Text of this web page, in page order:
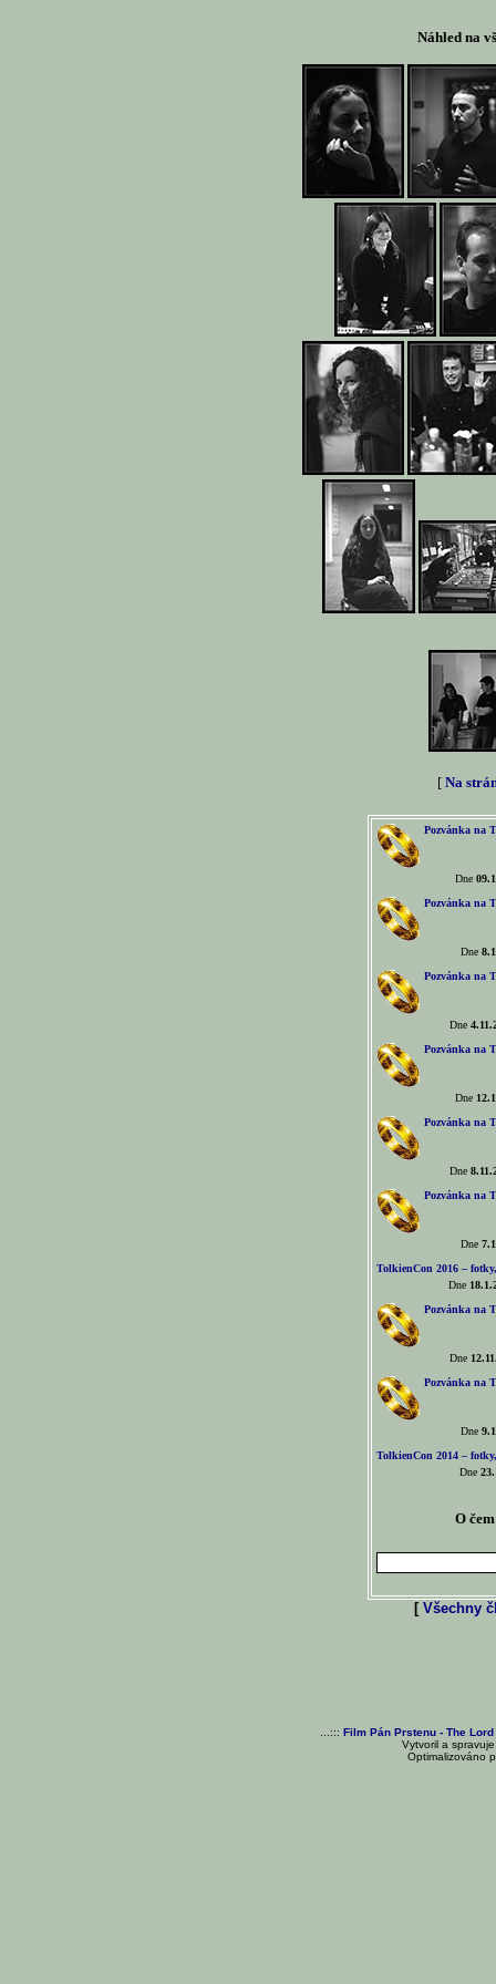
Náhled na
[ Na
Pozvánka na
Dne
Pozvánka na
Dne
Pozvánka na
Dne
Pozvánka na
Dne
Pozvánka na
Dne
Pozvánka na
Dne
TolkienCon 2016 –
Dne
Pozvánka na
Dne
Pozvánka na
Dne
TolkienCon 2014 –
Dne
O
[ Všechny
...::: Film Pán Prstenu - The
Vytvoril a
Optimalizováno